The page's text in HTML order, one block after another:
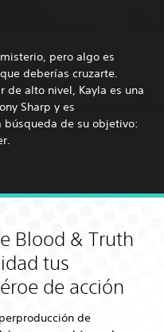
pero algo es
deberías cruzarte.
de alto nivel, Kayla es una
Sharp y es
de su objetivo:
Blood & Truth
tus
de acción
de